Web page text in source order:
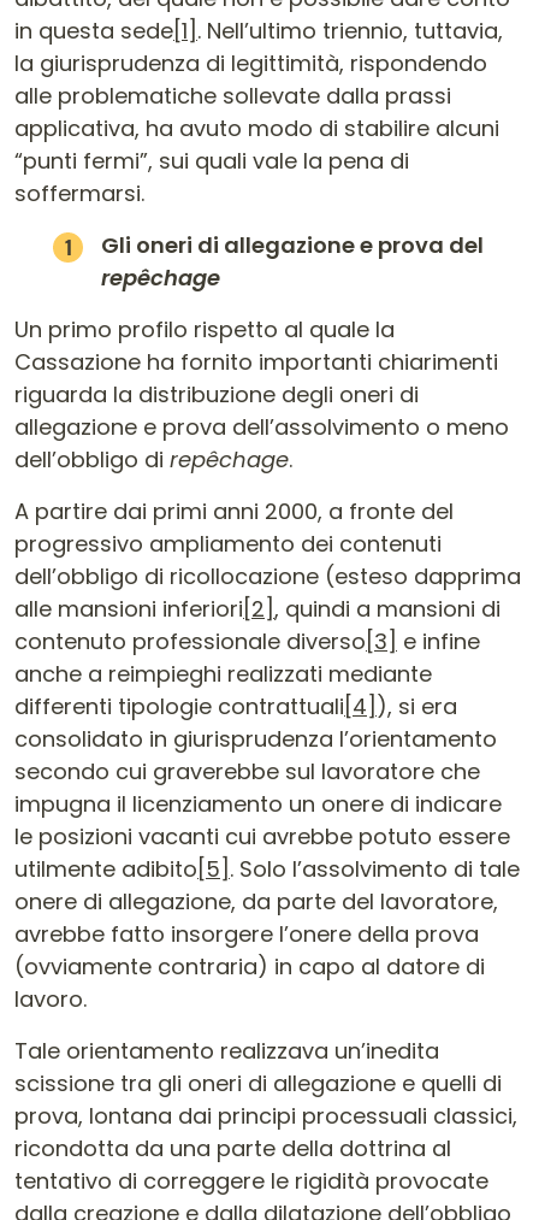
in questa sede[1] . Nell’ultimo triennio, tuttavia,
la giurisprudenza di legittimità, rispondendo
alle problematiche sollevate dalla prassi
applicativa, ha avuto modo di stabilire alcuni
“punti fermi”, sui quali vale la pena di
soffermarsi.
Gli oneri di allegazione e prova del
repêchage
Un primo profilo rispetto al quale la
Cassazione ha fornito importanti chiarimenti
riguarda la distribuzione degli oneri di
allegazione e prova dell’assolvimento o meno
dell’obbligo di repêchage.
A partire dai primi anni 2000, a fronte del
progressivo ampliamento dei contenuti
dell’obbligo di ricollocazione (esteso dapprima
alle mansioni inferiori [2], quindi a mansioni di
contenuto professionale diverso [3] e infine
anche a reimpieghi realizzati mediante
differenti tipologie contrattuali [4] ), si era
consolidato in giurisprudenza l’orientamento
secondo cui graverebbe sul lavoratore che
impugna il licenziamento un onere di indicare
le posizioni vacanti cui avrebbe potuto essere
utilmente adibito [5] . Solo l’assolvimento di tale
onere di allegazione, da parte del lavoratore,
avrebbe fatto insorgere l’onere della prova
(ovviamente contraria) in capo al datore di
lavoro.
Tale orientamento realizzava un’inedita
scissione tra gli oneri di allegazione e quelli di
prova, lontana dai principi processuali classici,
ricondotta da una parte della dottrina al
tentativo di correggere le rigidità provocate
dalla creazione e dalla dilatazione dell’obbligo